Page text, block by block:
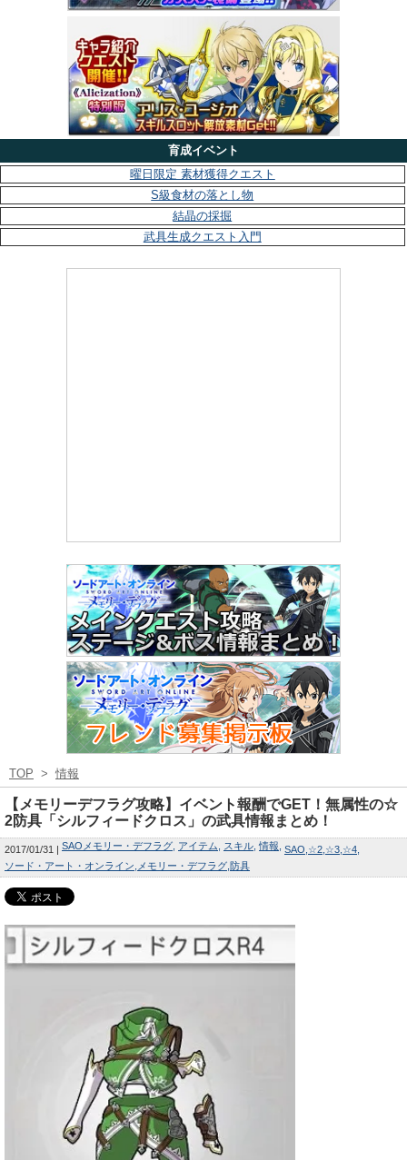
育成イベント
曜日限定 素材獲得クエスト
S級食材の落とし物
結晶の採掘
武具生成クエスト入門
TOP > 情報
【メモリーデフラグ攻略】イベント報酬でGET！無属性の☆
2防具「シルフィードクロス」の武具情報まとめ！
2017/01/31 SAOメモリー・デフラグ アイテム スキル 情報 SAO ☆2 ☆3 ☆4
ソード・アート・オンライン メモリー・デフラグ 防具